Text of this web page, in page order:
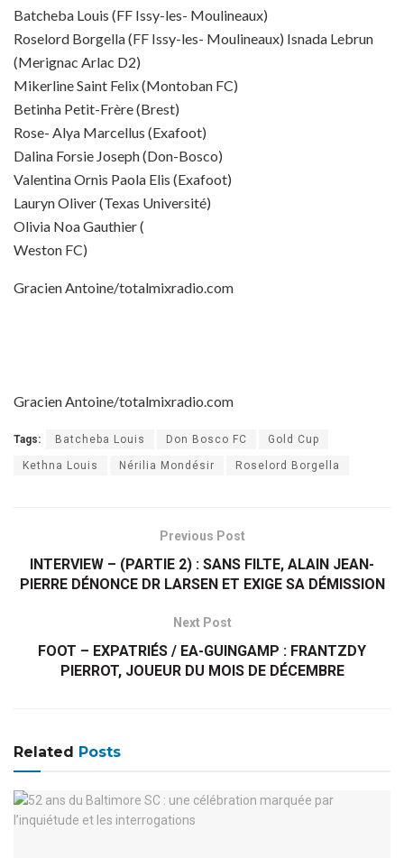
Batcheba Louis (FF Issy-les- Moulineaux)
Roselord Borgella (FF Issy-les- Moulineaux) Isnada Lebrun
(Merignac Arlac D2)
Mikerline Saint Felix (Montoban FC)
Betinha Petit-Frère (Brest)
Rose- Alya Marcellus (Exafoot)
Dalina Forsie Joseph (Don-Bosco)
Valentina Ornis Paola Elis (Exafoot)
Lauryn Oliver (Texas Université)
Olivia Noa Gauthier (
Weston FC)
Gracien Antoine/totalmixradio.com
Gracien Antoine/totalmixradio.com
Tags: Batcheba Louis Don Bosco FC Gold Cup
Kethna Louis Nérilia Mondésir Roselord Borgella
Previous Post
INTERVIEW – (PARTIE 2) : SANS FILTE, ALAIN JEAN-
PIERRE DÉNONCE DR LARSEN ET EXIGE SA DÉMISSION
Next Post
FOOT – EXPATRIÉS / EA-GUINGAMP : FRANTZDY
PIERROT, JOUEUR DU MOIS DE DÉCEMBRE
Related Posts